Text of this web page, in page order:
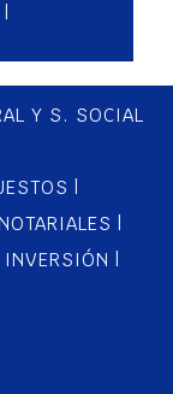
Y S. SOCIAL
INVERSIÓN